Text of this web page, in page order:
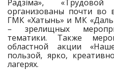
Радзiма»,
организованы почти во
ГМК «Хатынь» и МК
– зрелищных
тематики. Также
областной акции
пользой, ярко,
лагерях.